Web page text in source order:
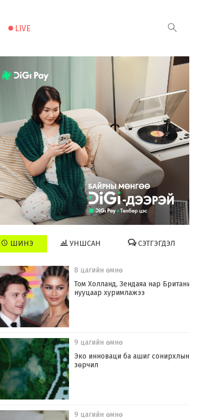
LIVE
ШИНЭ УНШСАН СЭТГЭГДЭЛ
8 цагийн өмнө
Том Холланд, Зендаяа нар Британид
нууцаар хуримлажээ
9 цагийн өмнө
Эко инноваци ба ашиг сонирхлын
зөрчил
9 цагийн өмнө